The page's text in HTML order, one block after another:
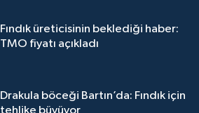
Fındık üreticisinin beklediği haber:
TMO fiyatı açıkladı
Drakula böceği Bartın’da: Fındık için